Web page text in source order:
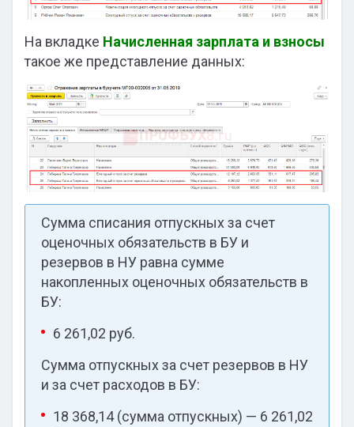
На вкладке Начисленная зарплата и взносы
такое же представление данных:
Сумма списания отпускных за счет
оценочных обязательств в БУ и
резервов в НУ равна сумме
накопленных оценочных обязательств в
БУ:
6 261,02 руб.
Сумма отпускных за счет резервов в НУ
и за счет расходов в БУ:
18 368,14 (сумма отпускных) — 6 261,02